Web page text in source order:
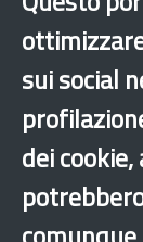
sui social
dei